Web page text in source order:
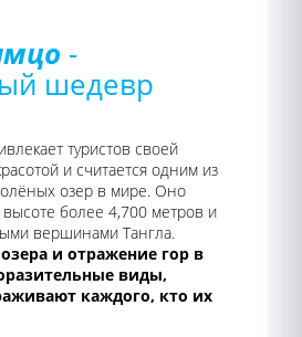
-
шедевр
туристов своей
и считается одним из
озер в мире. Оно
более 4,700 метров и
вершинами Тангла.
и отражение гор в
виды,
каждого, кто их